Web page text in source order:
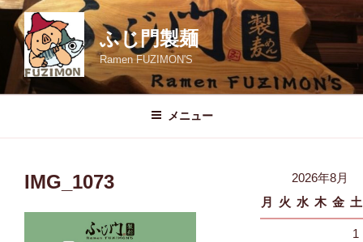
コ
ン
ツ
ふじ門製麺
Ramen FUZIMON'S
メニュー
IMG_1073
2026年8月
月
火 水 木 金 土
1